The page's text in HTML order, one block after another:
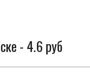
- 4.6 руб